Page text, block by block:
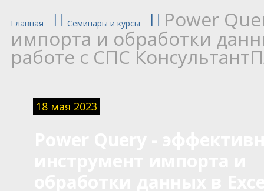
Главная Семинары и курсы Power
импорта и обработки
работе с СПС
18 мая 2023